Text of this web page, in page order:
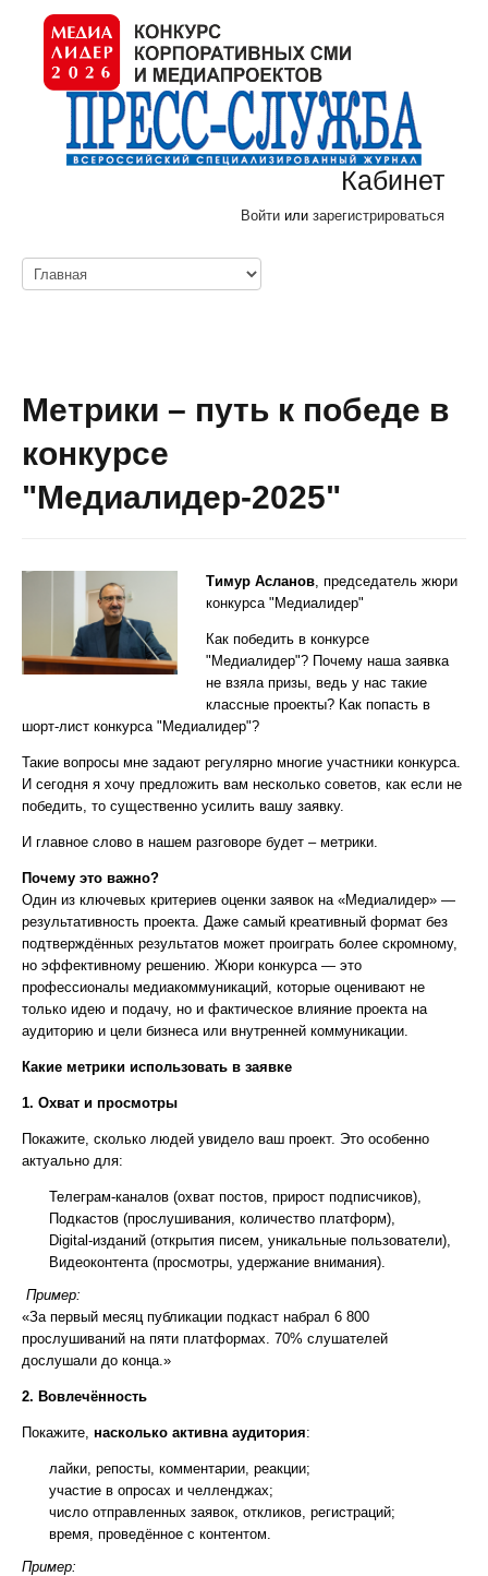
Кабинет
Войти или зарегистрироваться
Метрики – путь к победе в
конкурсе
"Медиалидер-2025"
Тимур Асланов, председатель жюри
конкурса "Медиалидер"
Как победить в конкурсе
"Медиалидер"? Почему наша заявка
не взяла призы, ведь у нас такие
классные проекты? Как попасть в
шорт-лист конкурса "Медиалидер"?
Такие вопросы мне задают регулярно многие участники конкурса.
И сегодня я хочу предложить вам несколько советов, как если не
победить, то существенно усилить вашу заявку.
И главное слово в нашем разговоре будет – метрики.
Почему это важно?
Один из ключевых критериев оценки заявок на «Медиалидер» —
результативность проекта. Даже самый креативный формат без
подтверждённых результатов может проиграть более скромному,
но эффективному решению. Жюри конкурса — это
профессионалы медиакоммуникаций, которые оценивают не
только идею и подачу, но и фактическое влияние проекта на
аудиторию и цели бизнеса или внутренней коммуникации.
Какие метрики использовать в заявке
1. Охват и просмотры
Покажите, сколько людей увидело ваш проект. Это особенно
актуально для:
Телеграм-каналов (охват постов, прирост подписчиков),
Подкастов (прослушивания, количество платформ),
Digital-изданий (открытия писем, уникальные пользователи),
Видеоконтента (просмотры, удержание внимания).
Пример:
«За первый месяц публикации подкаст набрал 6 800
прослушиваний на пяти платформах. 70% слушателей
дослушали до конца.»
2. Вовлечённость
Покажите, насколько активна аудитория:
лайки, репосты, комментарии, реакции;
участие в опросах и челленджах;
число отправленных заявок, откликов, регистраций;
время, проведённое с контентом.
Пример: